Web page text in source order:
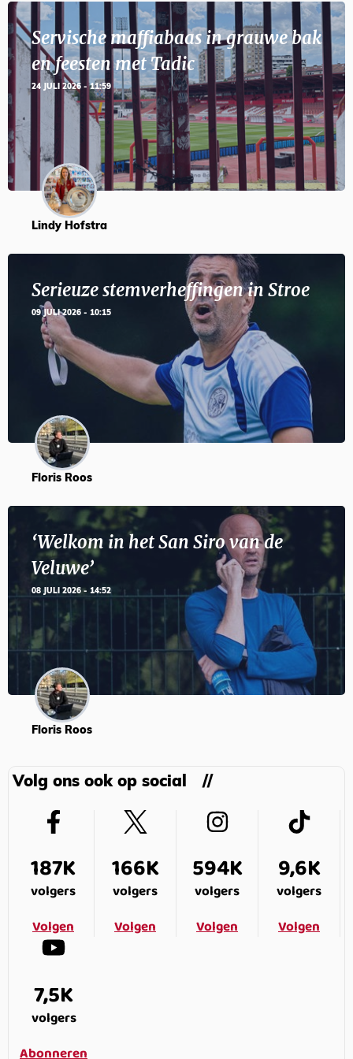
Servische maffiabaas in grauwe bak
en feesten met Tadic
24 JULI 2026 - 11:59
Lindy Hofstra
Serieuze stemverheffingen in Stroe
09 JULI 2026 - 10:15
Floris Roos
‘Welkom in het San Siro van de
Veluwe’
08 JULI 2026 - 14:52
Floris Roos
Volg ons ook op social
187K
volgers
Volgen
166K
volgers
Volgen
594K
volgers
Volgen
9,6K
volgers
Volgen
7,5K
volgers
Abonneren